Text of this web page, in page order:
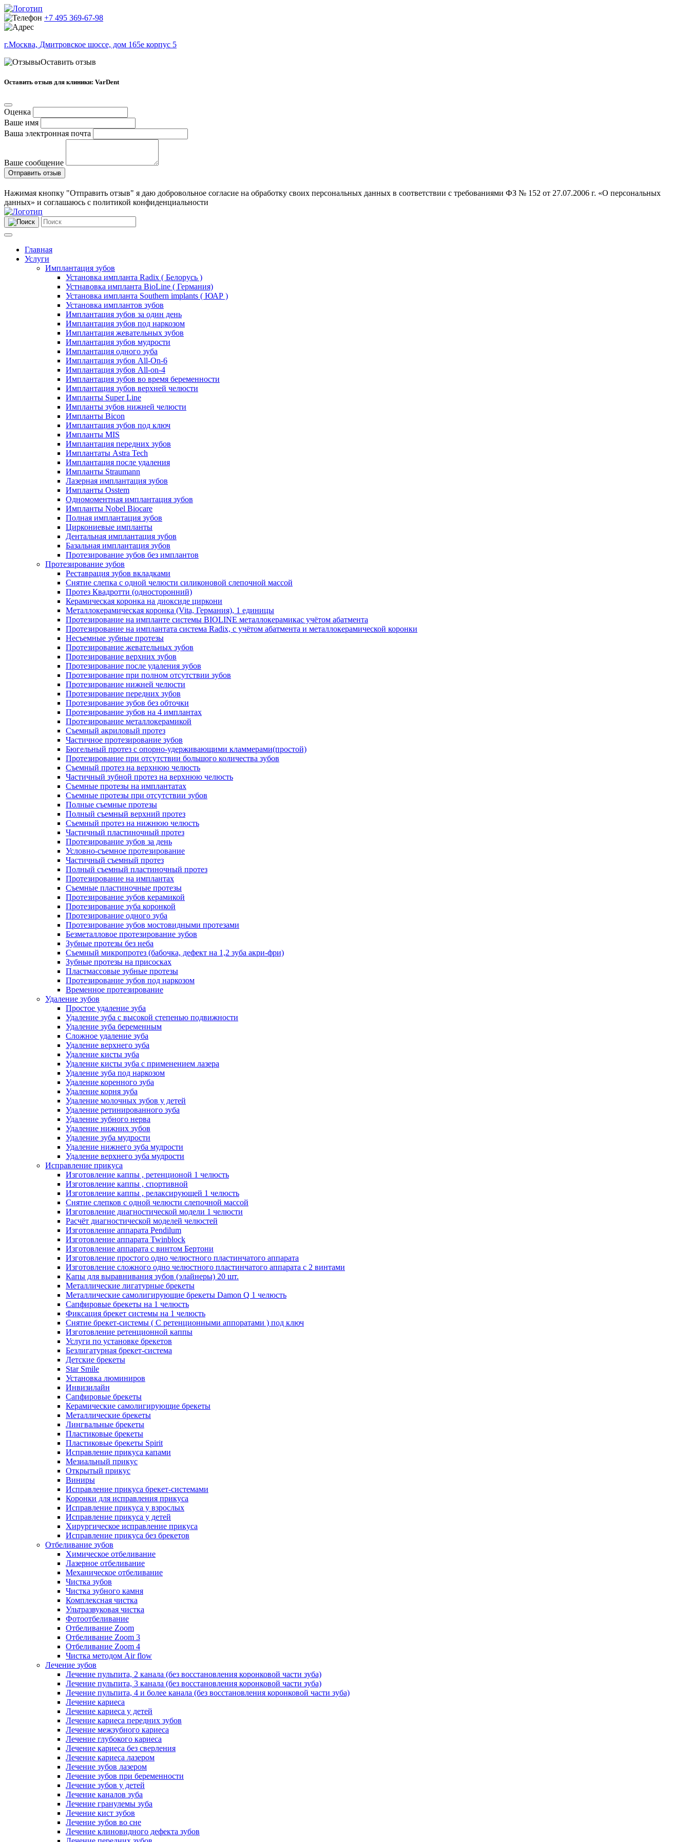
+7 495 369-67-98
г.Москва, Дмитровское шоссе, дом 165е корпус 5
Оставить отзыв
Оставить отзыв для клиники: VarDent
Оценка
Ваше имя
Ваша электронная почта
Ваше сообщение
Отправить отзыв
Нажимая кнопку "Отправить отзыв" я даю добровольное согласие на обработку своих персональных данных в соответствии с требованиями ФЗ № 152 от 27.07.2006 г. «О персональных
данных» и соглашаюсь с политикой конфиденциальности
Главная
Услуги
Имплантация зубов
Установка импланта Radix ( Белорусь )
Устнавовка импланта BioLine ( Германия)
Установка импланта Southern implants ( ЮАР )
Установка имплантов зубов
Имплантация зубов за один день
Имплантация зубов под наркозом
Имплантация жевательных зубов
Имплантация зубов мудрости
Имплантация одного зуба
Имплантация зубов All-On-6
Имплантация зубов All-on-4
Имплантация зубов во время беременности
Имплантация зубов верхней челюсти
Импланты Super Line
Импланты зубов нижней челюсти
Импланты Bicon
Имплантация зубов под ключ
Импланты MIS
Имплантация передних зубов
Имплантаты Astra Tech
Имплантация после удаления
Импланты Straumann
Лазерная имплантация зубов
Импланты Osstem
Одномоментная имплантация зубов
Импланты Nobel Biocare
Полная имплантация зубов
Циркониевые импланты
Дентальная имплантация зубов
Базальная имплантация зубов
Протезирование зубов без имплантов
Протезирование зубов
Реставрация зубов вкладками
Снятие слепка с одной челюсти силиконовой слепочной массой
Протез Квадротти (односторонний)
Керамическая коронка на диоксиде циркони
Металлокерамическая коронка (Vita, Германия), 1 единицы
Протезирование на импланте системы BIOLINE металлокерамикас учётом абатмента
Протезирование на имплантата система Radix, с учётом абатмента и металлокерамической коронки
Несъемные зубные протезы
Протезирование жевательных зубов
Протезирование верхних зубов
Протезирование после удаления зубов
Протезирование при полном отсутствии зубов
Протезирование нижней челюсти
Протезирование передних зубов
Протезирование зубов без обточки
Протезирование зубов на 4 имплантах
Протезирование металлокерамикой
Съемный акриловый протез
Частичное протезирование зубов
Бюгельный протез с опорно-удерживающими кламмерами(простой)
Протезирование при отсутствии большого количества зубов
Съемный протез на верхнюю челюсть
Частичный зубной протез на верхнюю челюсть
Съемные протезы на имплантатах
Съемные протезы при отсутствии зубов
Полные съемные протезы
Полный съемный верхний протез
Съемный протез на нижнюю челюсть
Частичный пластиночный протез
Протезирование зубов за день
Условно-съемное протезирование
Частичный съемный протез
Полный съемный пластиночный протез
Протезирование на имплантах
Съемные пластиночные протезы
Протезирование зубов керамикой
Протезирование зуба коронкой
Протезирование одного зуба
Протезирование зубов мостовидными протезами
Безметалловое протезирование зубов
Зубные протезы без неба
Съемный микропротез (бабочка, дефект на 1,2 зуба акри-фри)
Зубные протезы на присосках
Пластмассовые зубные протезы
Протезирование зубов под наркозом
Временное протезирование
Удаление зубов
Простое удаление зуба
Удаление зуба с высокой степенью подвижности
Удаление зуба беременным
Сложное удаление зуба
Удаление верхнего зуба
Удаление кисты зуба
Удаление кисты зуба с применением лазера
Удаление зуба под наркозом
Удаление коренного зуба
Удаление корня зуба
Удаление молочных зубов у детей
Удаление ретинированного зуба
Удаление зубного нерва
Удаление нижних зубов
Удаление зуба мудрости
Удаление нижнего зуба мудрости
Удаление верхнего зуба мудрости
Исправление прикуса
Изготовление каппы , ретенционой 1 челюсть
Изготовление каппы , спортивной
Изготовление каппы , релаксирующей 1 челюсть
Снятие слепков с одной челюсти слепочной массой
Изготовление диагностической модели 1 челюсти
Расчёт диагностической моделей челюстей
Изготовление аппарата Pendilum
Изготовление аппарата Twinblock
Изготовление аппарата с винтом Бертони
Изготовление простого одно челюстного пластинчатого аппарата
Изготовление сложного одно челюстного пластинчатого аппарата с 2 винтами
Капы для выравнивания зубов (элайнеры) 20 шт.
Металлические лигатурные брекеты
Металлические самолигирующие брекеты Damon Q 1 челюсть
Сапфировые брекеты на 1 челюсть
Фиксация брекет системы на 1 челюсть
Снятие брекет-системы ( С ретенционными аппоратами ) под ключ
Изготовление ретенционной каппы
Услуги по установке брекетов
Безлигатурная брекет-система
Детские брекеты
Star Smile
Установка люминиров
Инвизилайн
Сапфировые брекеты
Керамические самолигирующие брекеты
Металлические брекеты
Лингвальные брекеты
Пластиковые брекеты
Пластиковые брекеты Spirit
Исправление прикуса капами
Мезиальный прикус
Открытый прикус
Виниры
Исправление прикуса брекет-системами
Коронки для исправления прикуса
Исправление прикуса у взрослых
Исправление прикуса у детей
Хирургическое исправление прикуса
Исправление прикуса без брекетов
Отбеливание зубов
Химическое отбеливание
Лазерное отбеливание
Механическое отбеливание
Чистка зубов
Чистка зубного камня
Комплексная чистка
Ультразвуковая чистка
Фотоотбеливание
Отбеливание Zoom
Отбеливание Zoom 3
Отбеливание Zoom 4
Чистка методом Air flow
Лечение зубов
Лечение пульпита, 2 канала (без восстановления коронковой части зуба)
Лечение пульпита, 3 канала (без восстановления коронковой части зуба)
Лечение пульпита, 4 и более канала (без восстановления коронковой части зуба)
Лечение кариеса
Лечение кариеса у детей
Лечение кариеса передних зубов
Лечение межзубного кариеса
Лечение глубокого кариеса
Лечение кариеса без сверления
Лечение кариеса лазером
Лечение зубов лазером
Лечение зубов при беременности
Лечение зубов у детей
Лечение каналов зуба
Лечение гранулемы зуба
Лечение кист зубов
Лечение зубов во сне
Лечение клиновидного дефекта зубов